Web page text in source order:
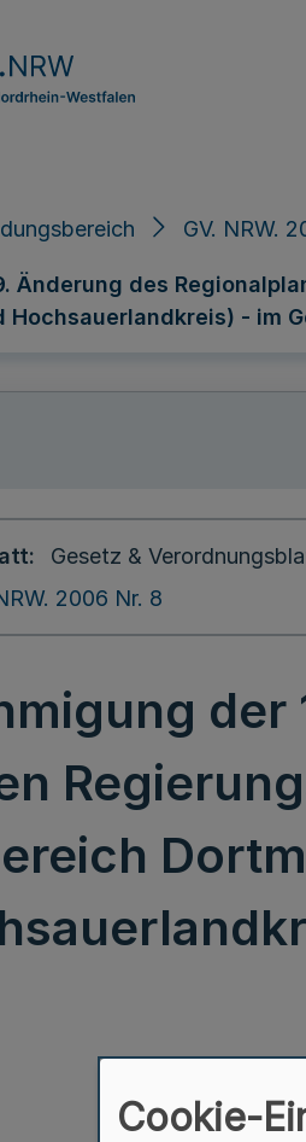
GV. NRW.
Änderung des
Hochsauerlandkreis) - im
Gesetz &
2006 Nr. 8
der
Cookie-